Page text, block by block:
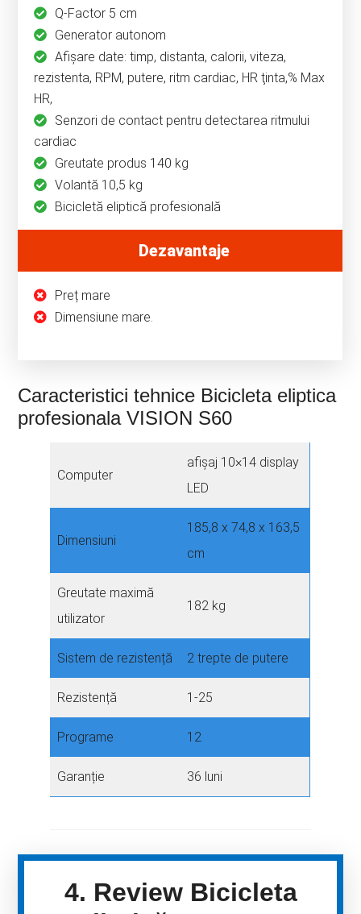
Q-Factor 5 cm
Generator autonom
Afişare date: timp, distanta, calorii, viteza,
rezistenta, RPM, putere, ritm cardiac, HR ţinta,% Max
HR,
Senzori de contact pentru detectarea ritmului
cardiac
Greutate produs 140 kg
Volantă 10,5 kg
Bicicletă eliptică profesională
Dezavantaje
Preț mare
Dimensiune mare.
Caracteristici tehnice Bicicleta eliptica
profesionala VISION S60
Computer
afișaj 10×14 display
LED
Dimensiuni
185,8 x 74,8 x 163,5
cm
Greutate maximă
utilizator
182 kg
Sistem de rezistență 2 trepte de putere
Rezistență 1-25
Programe 12
Garanție 36 luni
4. Review Bicicleta